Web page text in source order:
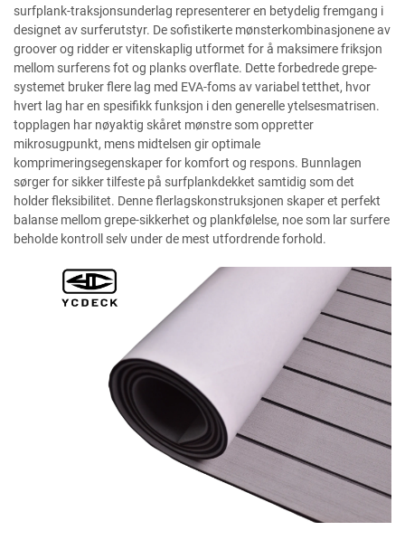
surfplank-traksjonsunderlag representerer en betydelig fremgang i
designet av surferutstyr. De sofistikerte mønsterkombinasjonene av
groover og ridder er vitenskaplig utformet for å maksimere friksjon
mellom surferens fot og planks overflate. Dette forbedrede grepe-
systemet bruker flere lag med EVA-foms av variabel tetthet, hvor
hvert lag har en spesifikk funksjon i den generelle ytelsesmatrisen.
topplagen har nøyaktig skåret mønstre som oppretter
mikrosugpunkt, mens midtelsen gir optimale
komprimeringsegenskaper for komfort og respons. Bunnlagen
sørger for sikker tilfeste på surfplankdekket samtidig som det
holder fleksibilitet. Denne flerlagskonstruksjonen skaper et perfekt
balanse mellom grepe-sikkerhet og plankfølelse, noe som lar surfere
beholde kontroll selv under de mest utfordrende forhold.